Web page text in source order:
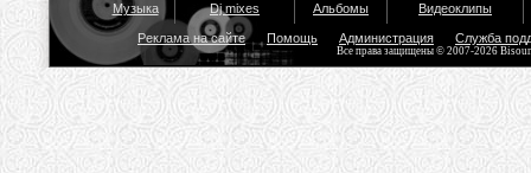
Музыка Dj mixes Альбомы Видеоклипы
Реклама на сайте Помощь Администрация Служба
Все права защищены © 2007-2026